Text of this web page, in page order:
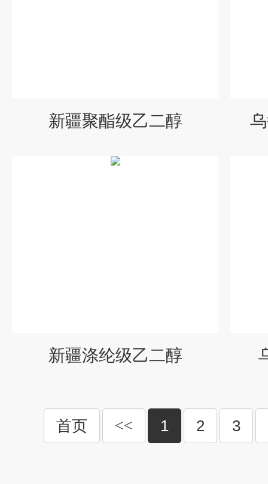
新疆聚酯级乙二醇
新疆涤纶级乙二醇
首页 << 1 2 3